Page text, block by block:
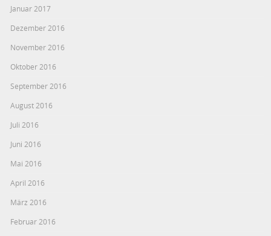
Januar 2017
Dezember 2016
November 2016
Oktober 2016
September 2016
August 2016
Juli 2016
Juni 2016
Mai 2016
April 2016
März 2016
Februar 2016